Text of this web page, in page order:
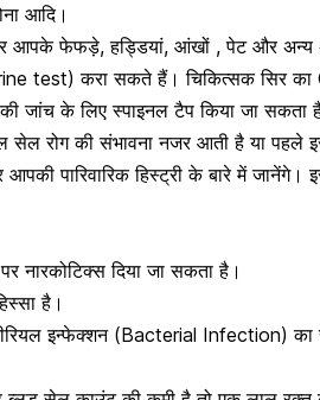
आदि।
आपके फेफड़े, हड्डियां, आंखों ,पेटऔर अन्य
test) करा सकते हैं। चिकित्सक सिर का
जांच के लिए स्पाइनल टैप किया जा सकता
सेल रोग की संभावना नजर आती है या पहले
पारिवारिक हिस्ट्री के बारे में जानेंगे।
नारकोटिक्स दिया जा सकता है।
है।
इन्फेक्शन(Bacterial Infection) का